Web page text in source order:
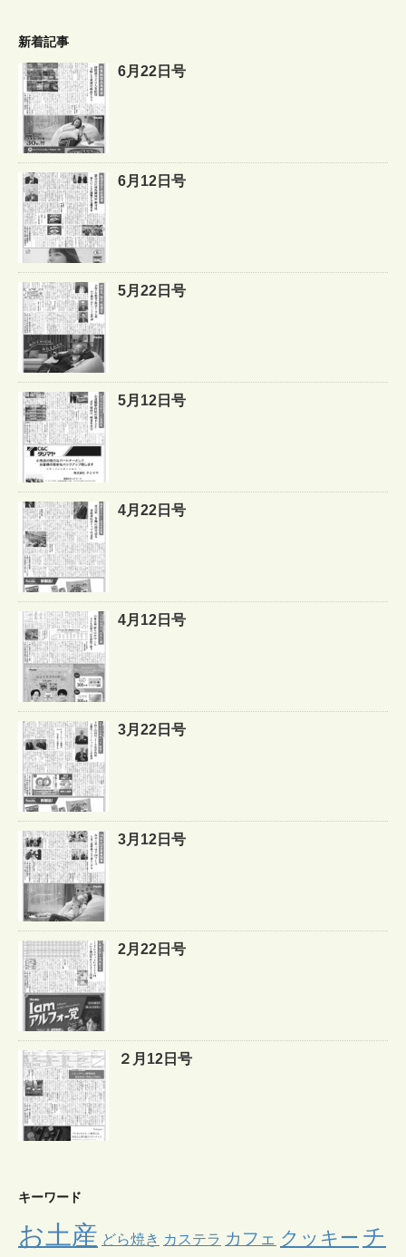
新着記事
6月22日号
6月12日号
5月22日号
5月12日号
4月22日号
4月12日号
3月22日号
3月12日号
2月22日号
２月12日号
キーワード
お土産 どら焼き カステラ カフェ クッキー チ